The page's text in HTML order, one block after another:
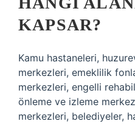
KAPSAR?
Kamu hastaneleri,
merkezleri, emeklilik
merkezleri, engelli
önleme ve izleme
merkezleri, belediyeler,